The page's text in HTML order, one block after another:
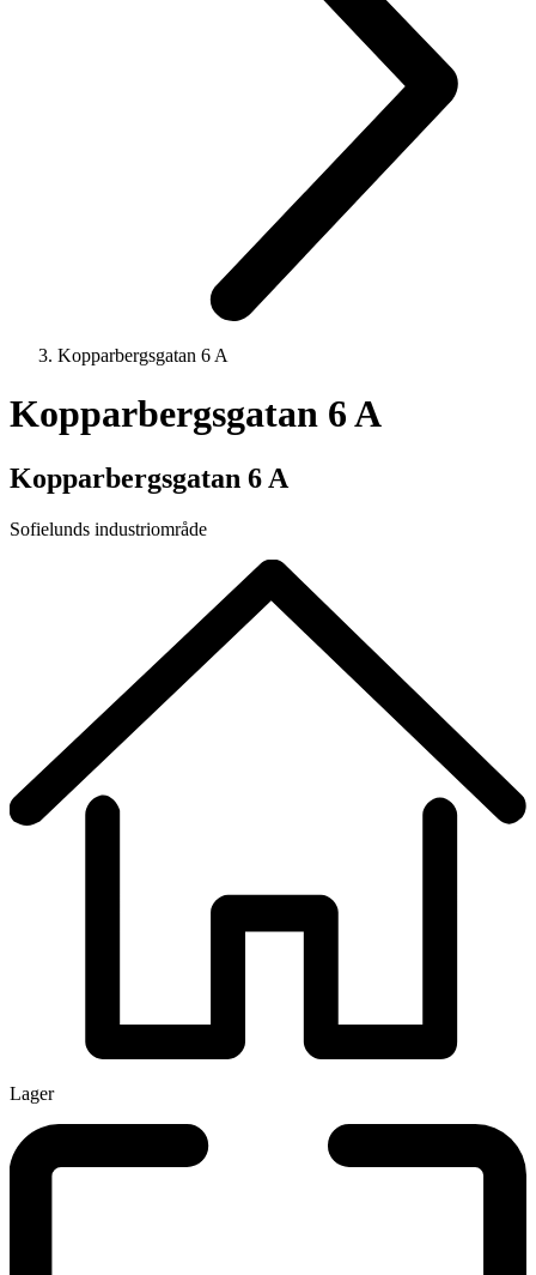
Kopparbergsgatan 6 A
Kopparbergsgatan 6 A
Kopparbergsgatan 6 A
Sofielunds industriområde
Lager